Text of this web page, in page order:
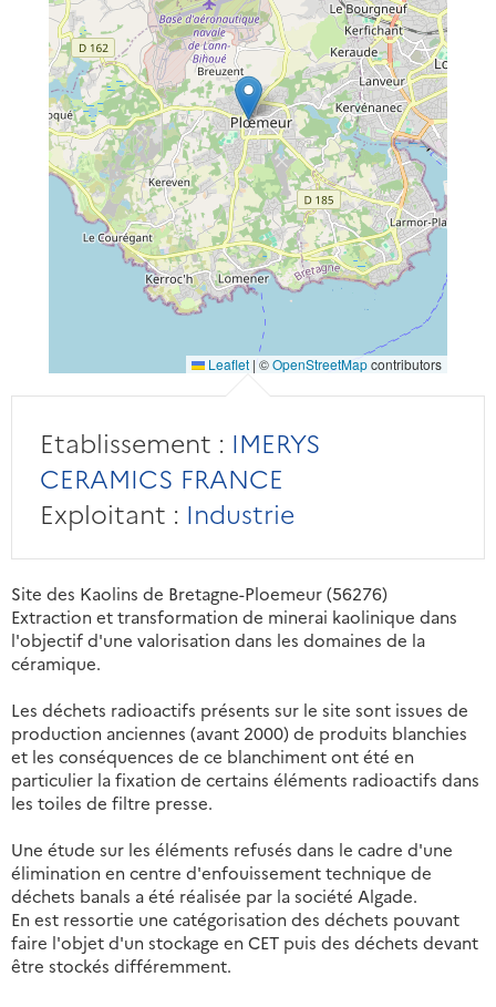
Leaflet | ©OpenStreetMapcontributors
Etablissement : IMERYS
CERAMICS FRANCE
Exploitant : Industrie
Site des Kaolins de Bretagne-Ploemeur (56276)
Extraction et transformation de minerai kaolinique dans
l'objectif d'une valorisation dans les domaines de la
céramique.
Les déchets radioactifs présents sur le site sont issues de
production anciennes (avant 2000) de produits blanchies
et les conséquences de ce blanchiment ont été en
particulier la fixation de certains éléments radioactifs dans
les toiles de filtre presse.
Une étude sur les éléments refusés dans le cadre d'une
élimination en centre d'enfouissement technique de
déchets banals a été réalisée par la société Algade.
En est ressortie une catégorisation des déchets pouvant
faire l'objet d'un stockage en CET puis des déchets devant
être stockés différemment.